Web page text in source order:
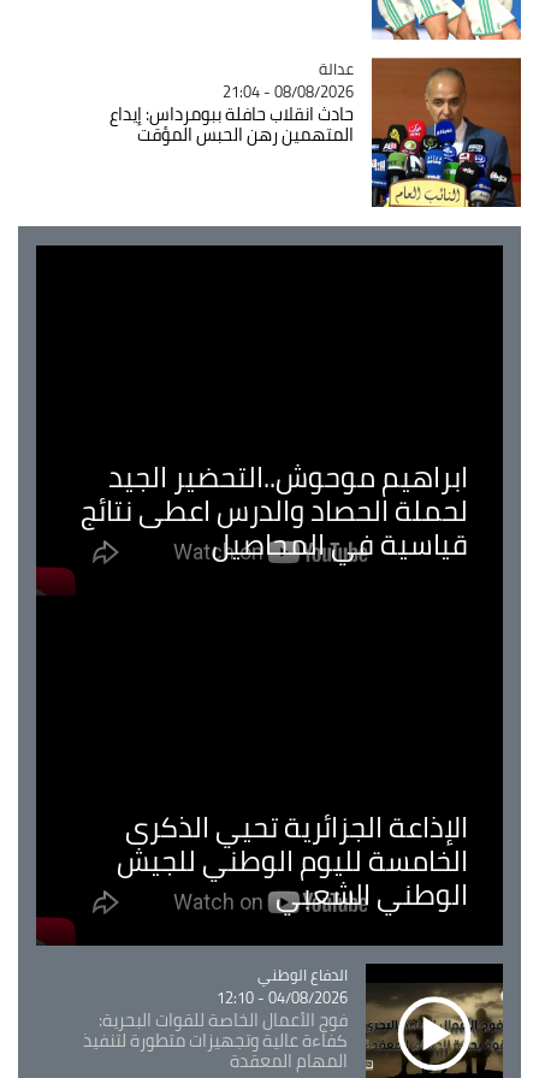
Catégorie
عدالة
08/08/2026 - 21:04
حادث انقلاب حافلة ببومرداس: إيداع
المتهمين رهن الحبس المؤقت
ابراهيم موحوش..التحضير الجيد
لحملة الحصاد والدرس اعطى نتائج
قياسية في المحاصيل
الإذاعة الجزائرية تحيي الذكرى
الخامسة لليوم الوطني للجيش
الوطني الشعبي
Catégorie
الدفاع الوطني
04/08/2026 - 12:10
فوج الأعمال الخاصة للقوات البحرية:
كفاءة عالية وتجهيزات متطورة لتنفيذ
المهام المعقدة